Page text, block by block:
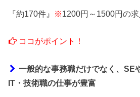
『約170件』 ※1200円～1500円の
ココがポイント！
一般的な事務職だけでなく、SE
IT・技術職の仕事が豊富